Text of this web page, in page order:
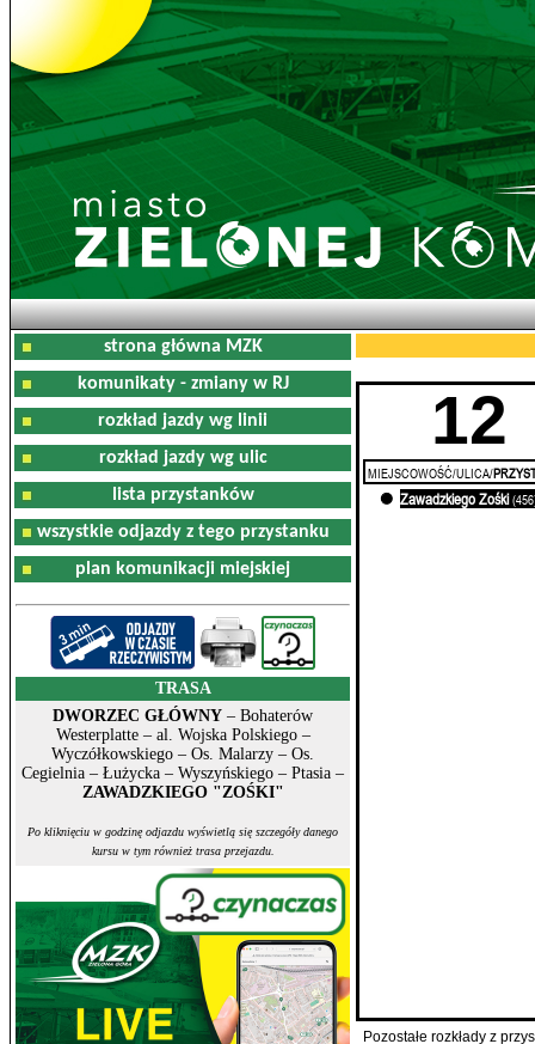
strona główna MZK
komunikaty - zmiany w RJ
rozkład jazdy wg linii
rozkład jazdy wg ulic
lista przystanków
wszystkie odjazdy z tego przystanku
plan komunikacji miejskiej
TRASA
DWORZEC GŁÓWNY – Bohaterów
Westerplatte – al. Wojska Polskiego –
Wyczółkowskiego – Os. Malarzy – Os.
Cegielnia – Łużycka – Wyszyńskiego – Ptasia –
ZAWADZKIEGO "ZOŚKI"
Po kliknięciu w godzinę odjazdu wyświetlą się szczegóły danego
kursu w tym również trasa przejazdu.
12
MIEJSCOWOŚĆ/ULICA/
Zawadzkiego Zośki
Pozostałe rozkłady z